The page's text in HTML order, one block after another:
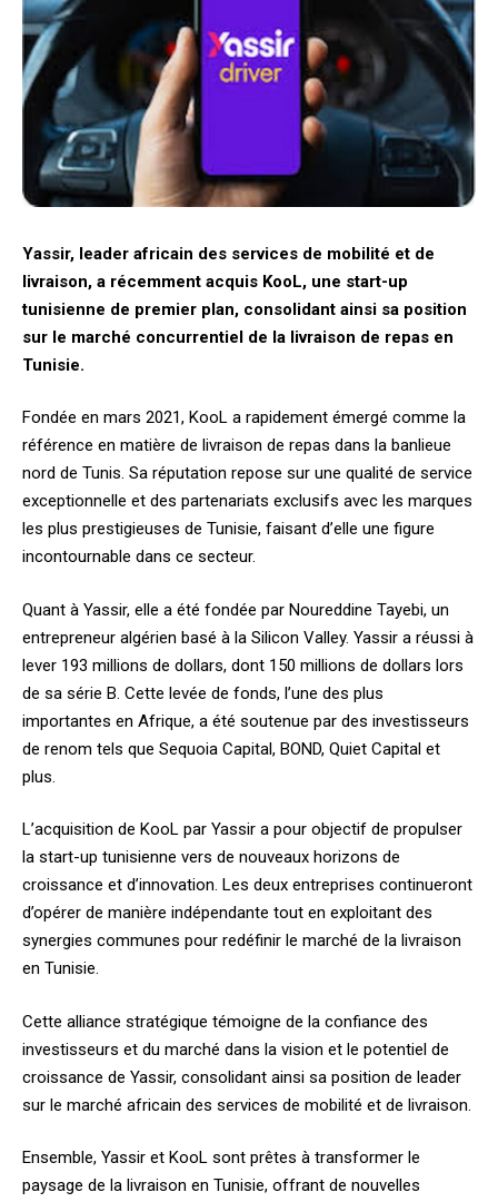
Yassir, leader africain des services de mobilité et de
livraison, a récemment acquis KooL, une start-up
tunisienne de premier plan, consolidant ainsi sa position
sur le marché concurrentiel de la livraison de repas en
Tunisie.
Fondée en mars 2021, KooL a rapidement émergé comme la
référence en matière de livraison de repas dans la banlieue
nord de Tunis. Sa réputation repose sur une qualité de service
exceptionnelle et des partenariats exclusifs avec les marques
les plus prestigieuses de Tunisie, faisant d’elle une figure
incontournable dans ce secteur.
Quant à Yassir, elle a été fondée par Noureddine Tayebi, un
entrepreneur algérien basé à la Silicon Valley. Yassir a réussi à
lever 193 millions de dollars, dont 150 millions de dollars lors
de sa série B. Cette levée de fonds, l’une des plus
importantes en Afrique, a été soutenue par des investisseurs
de renom tels que Sequoia Capital, BOND, Quiet Capital et
plus.
L’acquisition de KooL par Yassir a pour objectif de propulser
la start-up tunisienne vers de nouveaux horizons de
croissance et d’innovation. Les deux entreprises continueront
d’opérer de manière indépendante tout en exploitant des
synergies communes pour redéfinir le marché de la livraison
en Tunisie.
Cette alliance stratégique témoigne de la confiance des
investisseurs et du marché dans la vision et le potentiel de
croissance de Yassir, consolidant ainsi sa position de leader
sur le marché africain des services de mobilité et de livraison.
Ensemble, Yassir et KooL sont prêtes à transformer le
paysage de la livraison en Tunisie, offrant de nouvelles